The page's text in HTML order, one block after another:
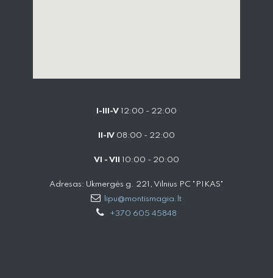
I-III-V 12:00 - 22:00
II-IV 08:00 - 22:00
VI - VII 10:00 - 20:00
Adresas: Ukmergės g. 221, Vilnius PC "PIKAS"
lipu@montismagia.lt
+370 605 45848